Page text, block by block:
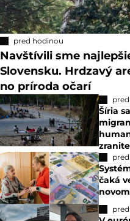
pred hodinou
Navštívili sme
Slovensku. Hrdzavý
no príroda očarí
Šíria
čaká